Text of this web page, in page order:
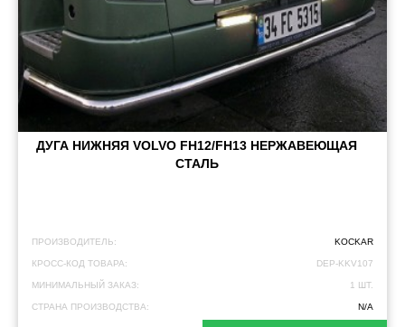
ДУГА НИЖНЯЯ VOLVO FH12/FH13 НЕРЖАВЕЮЩАЯ
СТАЛЬ
ПРОИЗВОДИТЕЛЬ: KOCKAR
КРОСС-КОД ТОВАРА: DEP-KKV107
МИНИМАЛЬНЫЙ ЗАКАЗ: 1 ШТ.
СТРАНА ПРОИЗВОДСТВА: N/A